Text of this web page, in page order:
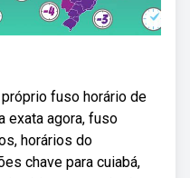
fuso horário de
exata agora, fuso
horários do
chave para cuiabá,